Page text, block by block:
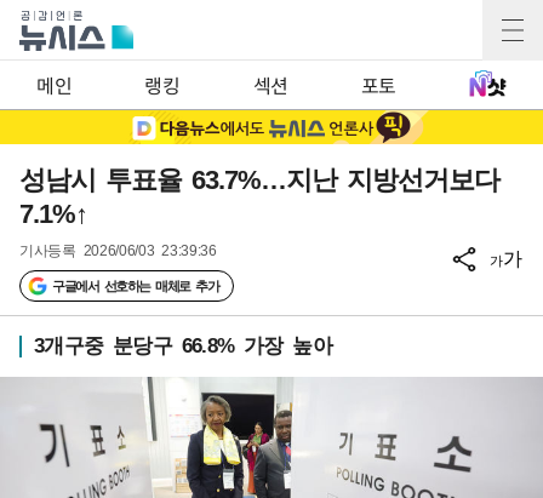
메인 랭킹 섹션 포토
성남시 투표율 63.7%…지난 지방선거보다
7.1%↑
기사등록 2026/06/03 23:39:36
구글에서 선호하는 매체로 추가
가가
3개구중 분당구 66.8% 가장 높아